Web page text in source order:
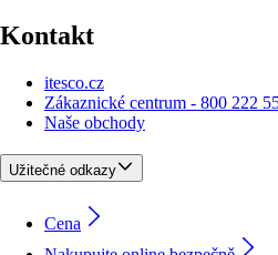
Kontakt
itesco.cz
Zákaznické centrum - 800 222
Naše obchody
Užitečné odkazy
Cena